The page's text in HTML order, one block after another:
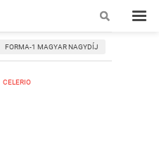
FORMA-1 MAGYAR NAGYDÍJ
CELERIO